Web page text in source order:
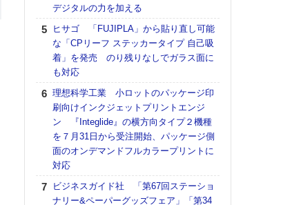
デジタルの力を加える
ヒサゴ 「FUJIPLA」から貼り直し可能
な「CPリーフ ステッカータイプ 自己吸
着」を発売 のり残りなしでガラス面に
も対応
理想科学工業 小ロットのパッケージ印
刷向けインクジェットプリントエンジ
ン 『Integlide』の横方向タイプ２機種
を７月31日から受注開始、パッケージ側
面のオンデマンドフルカラープリントに
対応
ビジネスガイド社 「第67回ステーショ
ナリー&ペーパーグッズフェア」「第34